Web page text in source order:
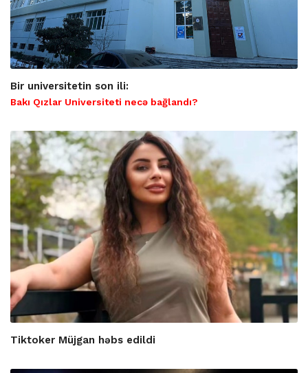
Bir universitetin son ili:
Bakı Qızlar Universiteti necə bağlandı?
Tiktoker Müjgan həbs edildi